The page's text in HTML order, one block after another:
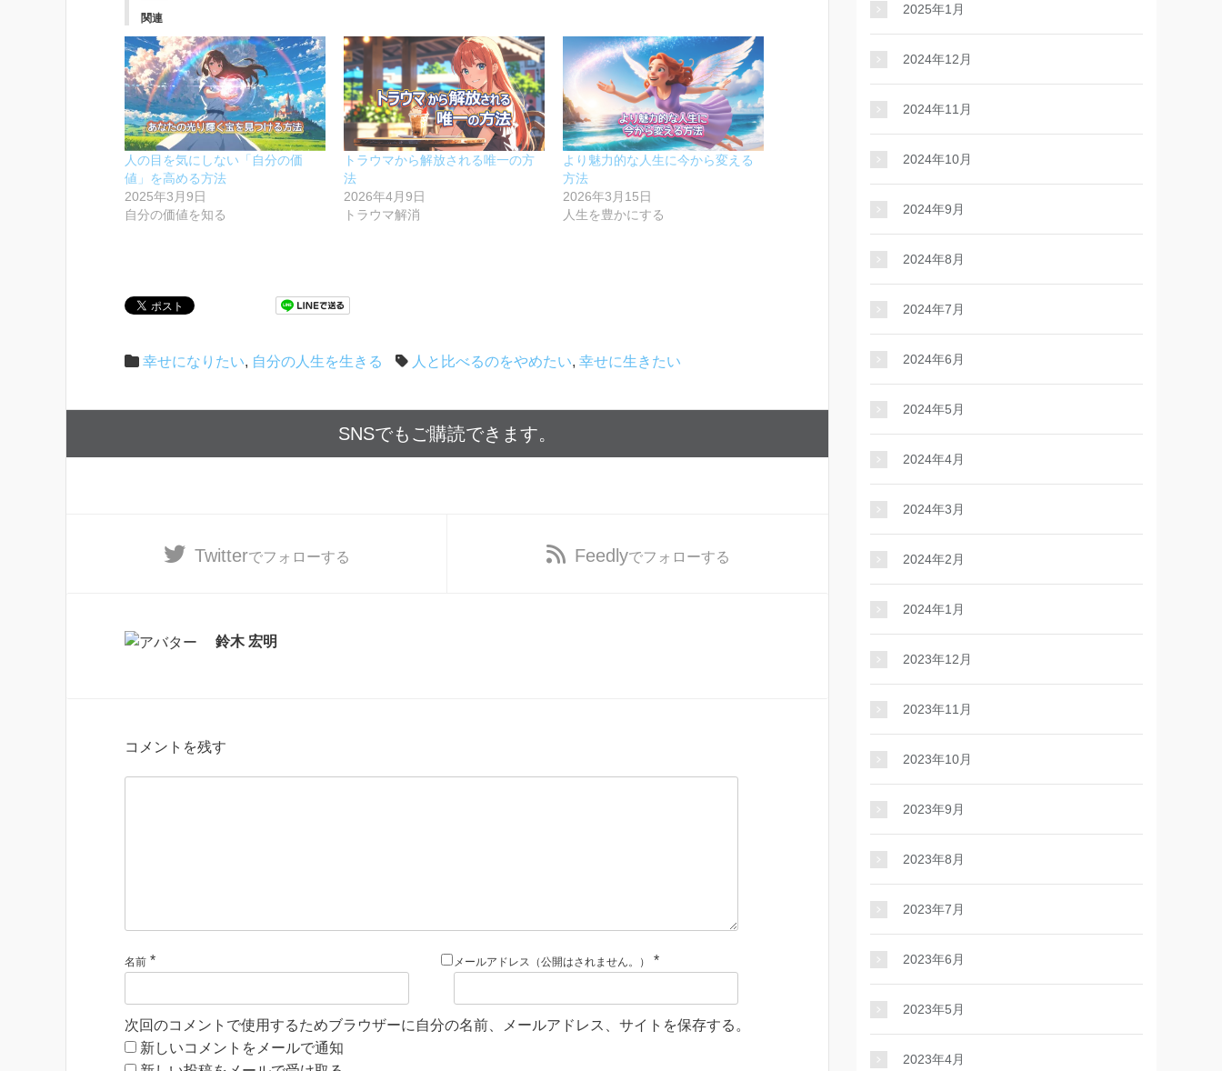
関連
人の目を気にしない「自分の価
値」を高める方法
2025年3月9日
自分の価値を知る
トラウマから解放される唯一の方
法
2026年4月9日
トラウマ解消
より魅力的な人生に今から変える
方法
2026年3月15日
人生を豊かにする
幸せになりたい, 自分の人生を生きる 人と比べるのをやめたい, 幸せに生きたい
SNSでもご購読できます。
Twitterでフォローする Feedlyでフォローする
鈴木 宏明
コメントを残す
名前 * メールアドレス（公開はされません。） *
次回のコメントで使用するためブラウザーに自分の名前、メールアドレス、サイトを保存する。
新しいコメントをメールで通知
2025年1月
2024年12月
2024年11月
2024年10月
2024年9月
2024年8月
2024年7月
2024年6月
2024年5月
2024年4月
2024年3月
2024年2月
2024年1月
2023年12月
2023年11月
2023年10月
2023年9月
2023年8月
2023年7月
2023年6月
2023年5月
2023年4月